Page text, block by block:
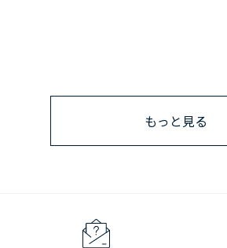
もっと見る